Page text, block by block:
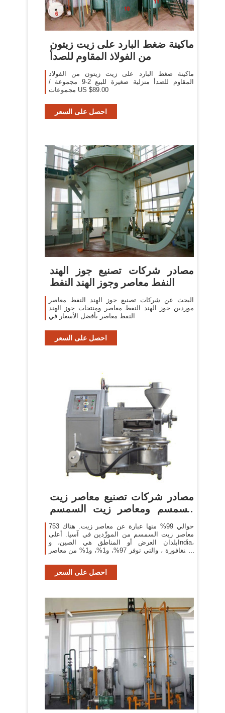
ماكينة ضغط البارد على زيت زيتون
من الفولاذ المقاوم للصدأ
ماكينة ضغط البارد على زيت زيتون من الفولاذ
المقاوم للصدأ منزلية صغيرة للبيع 2-9 مجموعة /
مجموعات US $89.00
احصل على السعر
مصادر شركات تصنيع جوز الهند
النفط معاصر وجوز الهند النفط
البحث عن شركات تصنيع جوز الهند النفط معاصر
موردين جوز الهند النفط معاصر ومنتجات جوز الهند
النفط معاصر بأفضل الأسعار في
احصل على السعر
مصادر شركات تصنيع معاصر زيت
السمسم ومعاصر زيت السمسم
في
حوالي 99% منها عبارة عن معاصر زيت. هناك 753
معاصر زيت السمسم من المورِّدين في آسيا. أعلى
بلدان العرض أو المناطق هي الصين، وIndia،
وسنغافورة ، والتي توفر 97%، و1%، و1% من معاصر
احصل على السعر